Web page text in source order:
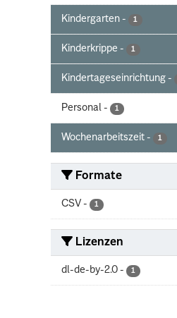
Kindergarten - 1
Kinderkrippe - 1
Kindertageseinrichtung -
Personal - 1
Wochenarbeitszeit - 1
Formate
CSV - 1
Lizenzen
dl-de-by-2.0 - 1